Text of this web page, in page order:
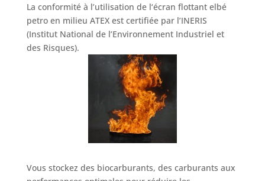
La conformité à l’utilisation de l‘écran flottant elbé
petro en milieu ATEX est certifiée par l’INERIS
(Institut National de l’Environnement Industriel et
des Risques).
Vous stockez des biocarburants, des carburants aux